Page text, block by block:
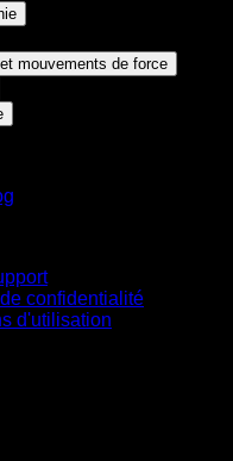
mouvements de force
confidentialité
d'utilisation